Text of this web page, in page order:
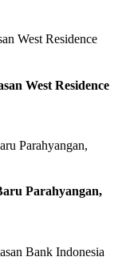
West Residence
Parahyangan,